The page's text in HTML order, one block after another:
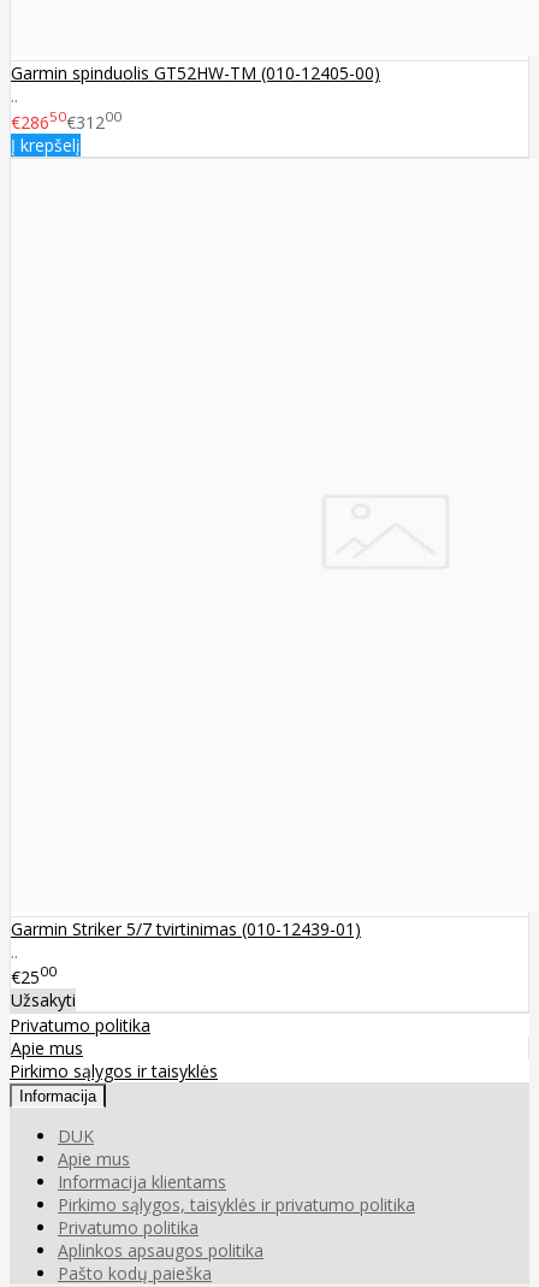
Garmin spinduolis GT52HW-TM (010-12405-00)
..
€28650€31200
Į krepšelį
Garmin Striker 5/7 tvirtinimas (010-12439-01)
..
€2500
Užsakyti
Privatumo politika
Apie mus
Pirkimo sąlygos ir taisyklės
Informacija
DUK
Apie mus
Informacija klientams
Pirkimo sąlygos, taisyklės ir privatumo politika
Privatumo politika
Aplinkos apsaugos politika
Pašto kodų paieška